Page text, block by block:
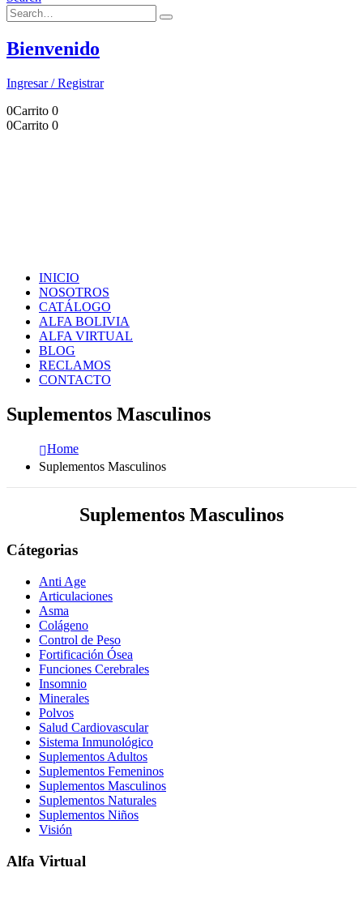
Bienvenido
Ingresar / Registrar
0Carrito 0
0Carrito 0
INICIO
NOSOTROS
CATÁLOGO
ALFA BOLIVIA
ALFA VIRTUAL
BLOG
RECLAMOS
CONTACTO
Suplementos Masculinos
Home
Suplementos Masculinos
Suplementos Masculinos
Cátegorias
Anti Age
Articulaciones
Asma
Colágeno
Control de Peso
Fortificación Ósea
Funciones Cerebrales
Insomnio
Minerales
Polvos
Salud Cardiovascular
Sistema Inmunológico
Suplementos Adultos
Suplementos Femeninos
Suplementos Masculinos
Suplementos Naturales
Suplementos Niños
Visión
Alfa Virtual